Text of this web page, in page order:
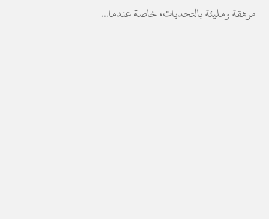
مرهقة ومليئة بالتحديات، خاصة عندما...